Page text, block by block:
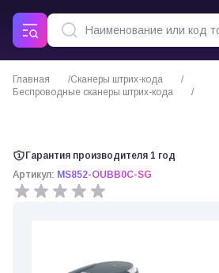
Главная
Сканеры штрих-кода
Беспроводные сканеры штрих-кода
Гарантия производителя 1 год
Артикул: MS852-OUBB0C-SG